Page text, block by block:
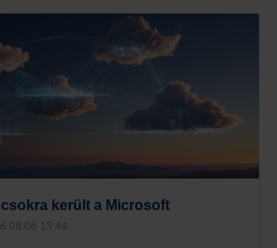
került a Microsoft
13:44